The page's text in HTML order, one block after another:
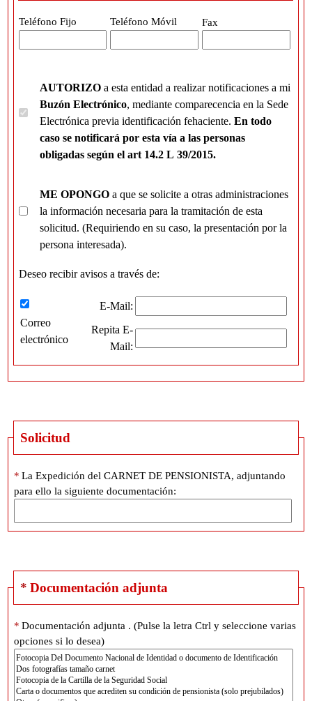
Teléfono Fijo Teléfono Móvil Fax
AUTORIZO a esta entidad a realizar notificaciones a mi
Buzón Electrónico, mediante comparecencia en la Sede
Electrónica previa identificación fehaciente.En todo
caso se notificará por esta vía a las personas
obligadas según el art 14.2 L 39/2015.
ME OPONGO a que se solicite a otras administraciones
la información necesaria para la tramitación de esta
solicitud. (Requiriendo en su caso, la presentación por la
persona interesada).
Deseo recibir avisos a través de:
Correo
electrónico
E-Mail:
Repita E-
Mail:
Solicitud
* La Expedición del CARNET DE PENSIONISTA, adjuntando
para ello la siguiente documentación:
* Documentación adjunta
* Documentación adjunta . (Pulse la letra Ctrl y seleccione varias
opciones si lo desea)